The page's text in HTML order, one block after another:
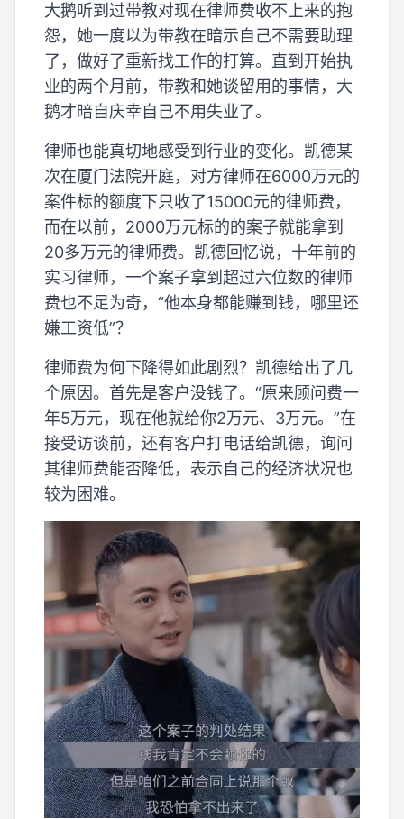
大鹅听到过带教对现在律师费收不上来的抱
怨，她一度以为带教在暗示自己不需要助理
了，做好了重新找工作的打算。直到开始执
业的两个月前，带教和她谈留用的事情，大
鹅才暗自庆幸自己不用失业了。
律师也能真切地感受到行业的变化。凯德某
次在厦门法院开庭，对方律师在6000万元的
案件标的额度下只收了15000元的律师费，
而在以前，2000万元标的的案子就能拿到
20多万元的律师费。凯德回忆说，十年前的
实习律师，一个案子拿到超过六位数的律师
费也不足为奇，“他本身都能赚到钱，哪里还
嫌工资低”？
律师费为何下降得如此剧烈？凯德给出了几
个原因。首先是客户没钱了。“原来顾问费一
年5万元，现在他就给你2万元、3万元。”在
接受访谈前，还有客户打电话给凯德，询问
其律师费能否降低，表示自己的经济状况也
较为困难。